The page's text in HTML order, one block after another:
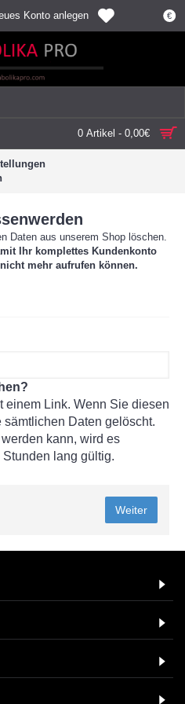
€
Konto anlegen
0 Artikel - 0,00€
Daten aus unserem Shop löschen.
Ihr komplettes Kundenkonto
mehr aufrufen können.
einem Link. Wenn Sie diesen
Daten gelöscht.
kann, wird es
lang gültig.